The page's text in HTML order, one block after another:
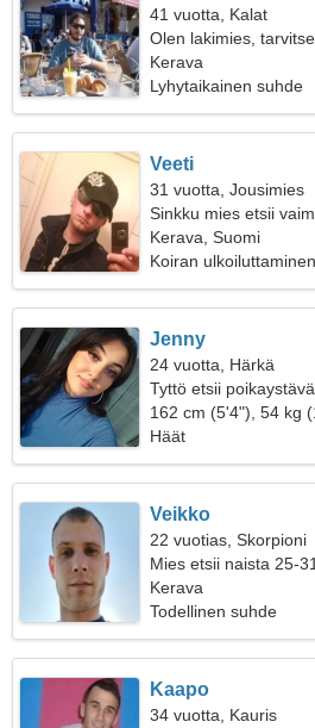
41 vuotta, Kalat
Olen lakimies,
Kerava
Lyhytaikainen suhde
Veeti
31 vuotta, Jousimies
Sinkku mies etsii
Kerava, Suomi
Koiran
Jenny
24 vuotta, Härkä
Tyttö etsii
162 cm (5'4"), 54 kg
Häät
Veikko
22 vuotias, Skorpioni
Mies etsii naista 25-31
Kerava
Todellinen suhde
Kaapo
34 vuotta, Kauris